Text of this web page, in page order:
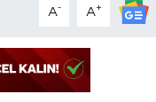
A- A+